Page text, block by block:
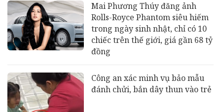
Mai Phương Thúy đăng ảnh
Rolls-Royce Phantom siêu hiếm
trong ngày sinh nhật, chỉ có 10
chiếc trên thế giới, giá gần 68 tỷ
đồng
Công an xác minh vụ bảo mẫu
đánh chửi, bắn dây thun vào trẻ